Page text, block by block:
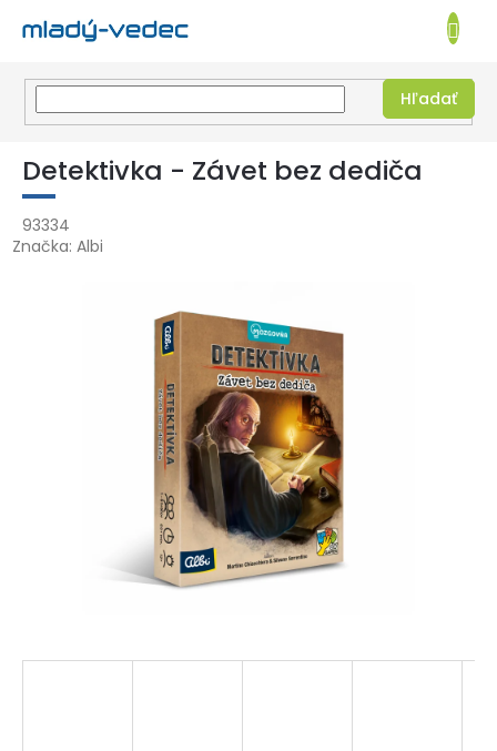
Prejsť
obsah
EUR
Hľadať
KOŠÍK
Detektivka - Závet bez dediča
93334
Značka: Albi